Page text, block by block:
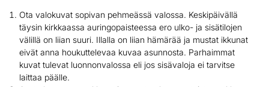
Ota valokuvat sopivan pehmeässä valossa. Keskipäivällä
täysin kirkkaassa auringopaisteessa ero ulko- ja sisätilojen
välillä on liian suuri. Illalla on liian hämärää ja mustat ikkunat
eivät anna houkuttelevaa kuvaa asunnosta. Parhaimmat
kuvat tulevat luonnonvalossa eli jos sisävaloja ei tarvitse
laittaa päälle.